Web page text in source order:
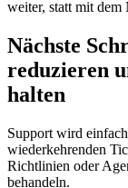
weiter, statt mit dem
Nächste
reduzieren
halten
Support wird
wiederkehrenden
Richtlinien oder
behandeln.